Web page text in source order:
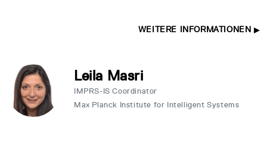
WEITERE INFORMATIONEN
Leila Masri
IMPRS-IS Coordinator
Max Planck Institute for Intelligent Systems